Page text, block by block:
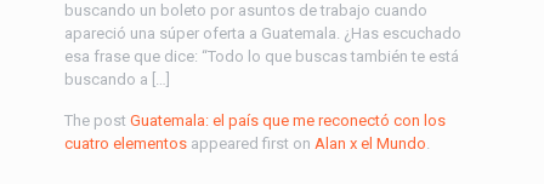
buscando un boleto por asuntos de trabajo cuando
apareció una súper oferta a Guatemala. ¿Has escuchado
esa frase que dice: “Todo lo que buscas también te está
buscando a […]
The post Guatemala: el país que me reconectó con los
cuatro elementos appeared first on Alan x el Mundo.